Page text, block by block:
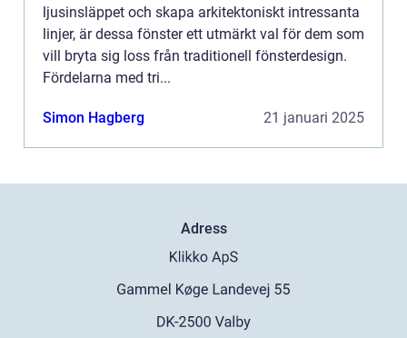
ljusinsläppet och skapa arkitektoniskt intressanta
linjer, är dessa fönster ett utmärkt val för dem som
vill bryta sig loss från traditionell fönsterdesign.
Fördelarna med tri...
Simon Hagberg 21 januari 2025
Adress